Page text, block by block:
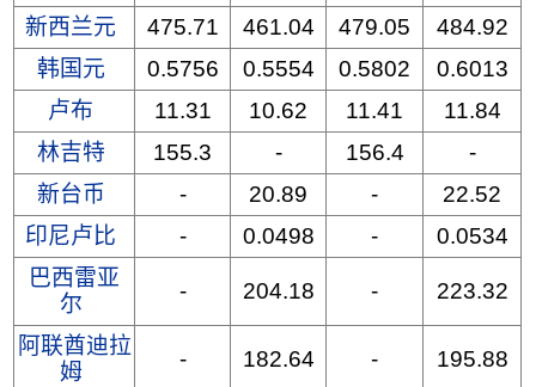
新西兰元
475.71 461.04 479.05
484.92
韩国元
0.5756 0.5554 0.5802
0.6013
卢布
11.31 10.62 11.41
11.84
林吉特
155.3 - 156.4
-
新台币
- 20.89 -
22.52
印尼卢比
- 0.0498 -
0.0534
巴西雷亚
尔
- 204.18 - 223.32
阿联酋迪拉
姆
- 182.64 - 195.88